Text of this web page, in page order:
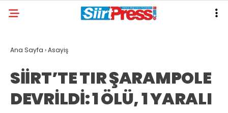
Ana Sayfa ›Asayiş
SİİRT’TE TIR ŞARAMPOLE
DEVRİLDİ: 1 ÖLÜ, 1 YARALI